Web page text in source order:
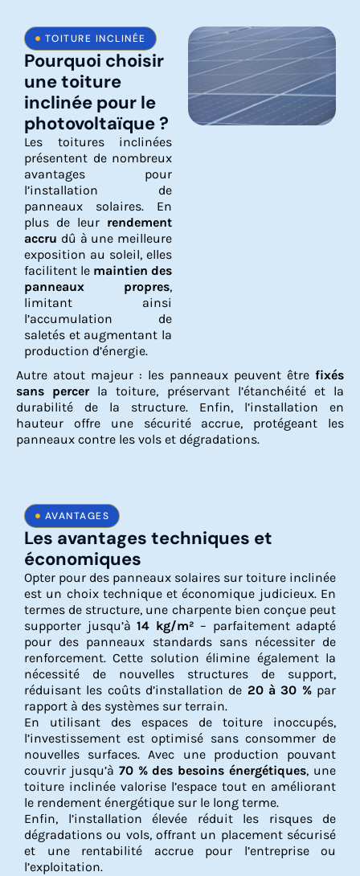
TOITURE INCLINÉE
Pourquoi choisir
une toiture
inclinée pour le
photovoltaïque ?
Les toitures inclinées
présentent de nombreux
avantages pour
l’installation de
panneaux solaires. En
plus de leur rendement
accru dû à une meilleure
exposition au soleil, elles
facilitent le maintien des
panneaux propres,
limitant ainsi
l’accumulation de
saletés et augmentant la
production d’énergie.
Autre atout majeur : les panneaux peuvent être fixés
sans percerla toiture, préservant l’étanchéité et la
durabilité de la structure. Enfin, l’installation en
hauteur offre une sécurité accrue, protégeant les
panneaux contre les vols et dégradations.
AVANTAGES
Les avantages techniques et
économiques
Opter pour des panneaux solaires sur toiture inclinée
est un choix technique et économique judicieux. En
termes de structure, une charpente bien conçue peut
supporter jusqu’à 14 kg/m² – parfaitement adapté
pour des panneaux standards sans nécessiter de
renforcement. Cette solution élimine également la
nécessité de nouvelles structures de support,
réduisant les coûts d’installation de 20 à 30 %par
rapport à des systèmes sur terrain.
En utilisant des espaces de toiture inoccupés,
l’investissement est optimisé sans consommer de
nouvelles surfaces. Avec une production pouvant
couvrir jusqu’à 70 % des besoins énergétiques, une
toiture inclinée valorise l’espace tout en améliorant
le rendement énergétique sur le long terme.
Enfin, l’installation élevée réduit les risques de
dégradations ou vols, offrant un placement sécurisé
et une rentabilité accrue pour l’entreprise ou
l’exploitation.